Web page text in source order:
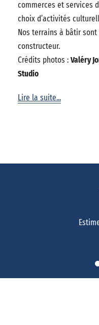
commerces et services
choix d’activités
Nos terrains à bâtir
constructeur.
Crédits photos : Valéry
Studio
Lire la suite...